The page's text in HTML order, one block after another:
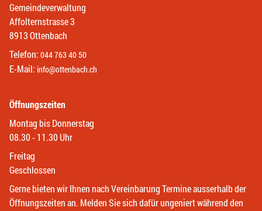
Gemeindeverwaltung
Affolternstrasse 3
8913 Ottenbach
Telefon: 044 763 40 50
E-Mail: info@ottenbach.ch
Öffnungszeiten
Montag bis Donnerstag
08.30 - 11.30 Uhr
Freitag
Geschlossen
Gerne bieten wir Ihnen nach Vereinbarung Termine ausserhalb der
Öffnungszeiten an. Melden Sie sich dafür ungeniert während den